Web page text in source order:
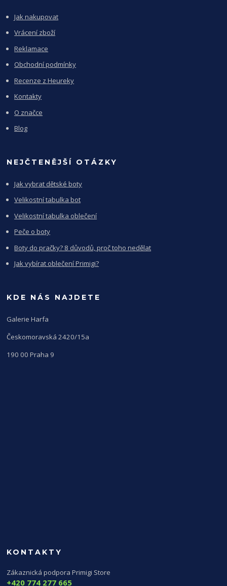
Jak nakupovat
Vrácení zboží
Reklamace
Obchodní podmínky
Recenze z Heureky
Kontakty
O značce
Blog
NEJČTENĚJŠÍ OTÁZKY
Jak vybrat dětské boty
Velikostní tabulka bot
Velikostní tabulka oblečení
Peče o boty
Boty do pračky? 8 důvodů, proč toho nedělat
Jak vybírat oblečení Primigi?
KDE NÁS NAJDETE
Galerie Harfa
Českomoravská 2420/15a
190 00 Praha 9
KONTAKTY
Zákaznická podpora Primigi Store
+420 774 277 665